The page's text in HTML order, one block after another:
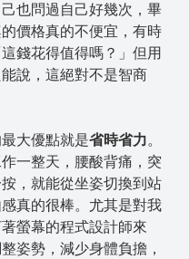
也問過自己好幾次，畢
價格真的不便宜，有時
錢花得值得嗎？」但用
說，這絕對不是智商
大優點就是省時省力。
一整天，腰酸背痛，突
，就能從坐姿切換到站
真的很棒。尤其是對我
螢幕的程式設計師來
姿勢，減少身體負擔，